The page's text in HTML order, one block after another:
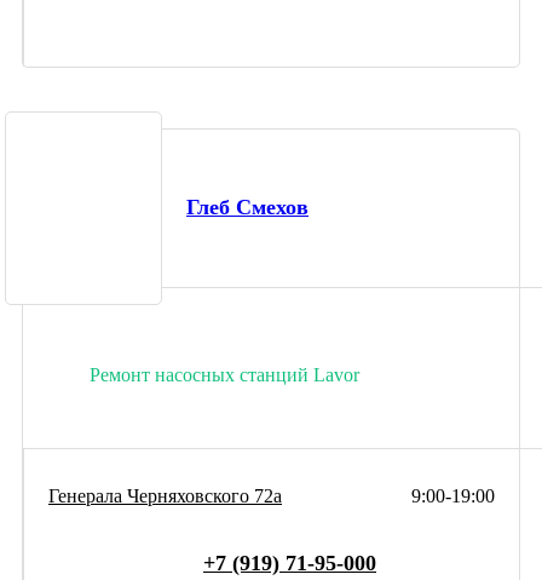
Глеб Смехов
Ремонт насосных станций Lavor
9:00-19:00
Генерала Черняховского 72а
+7 (919) 71-95-000